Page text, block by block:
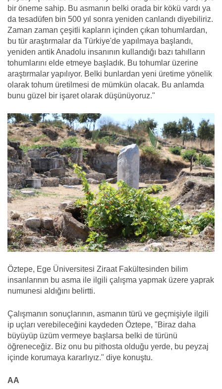
bir öneme sahip. Bu asmanın belki orada bir kökü vardı ya
da tesadüfen bin 500 yıl sonra yeniden canlandı diyebiliriz.
Zaman zaman çeşitli kapların içinden çıkan tohumlardan,
bu tür araştırmalar da Türkiye'de yapılmaya başlandı,
yeniden antik Anadolu insanının kullandığı bazı tahılların
tohumlarını elde etmeye başladık. Bu tohumlar üzerine
araştırmalar yapılıyor. Belki bunlardan yeni üretime yönelik
olarak tohum üretilmesi de mümkün olacak. Bu anlamda
bunu güzel bir işaret olarak düşünüyoruz."
Öztepe, Ege Üniversitesi Ziraat Fakültesinden bilim
insanlarının bu asma ile ilgili çalışma yapmak üzere yaprak
numunesi aldığını belirtti.
Çalışmanın sonuçlarının, asmanın türü ve geçmişiyle ilgili
ip uçları verebileceğini kaydeden Öztepe, "Biraz daha
büyüyüp üzüm vermeye başlarsa belki de türünü
öğreneceğiz. Biz onu bu pithosta olduğu yerde, bu peyzaj
içinde korumaya kararlıyız." diye konuştu.
AA